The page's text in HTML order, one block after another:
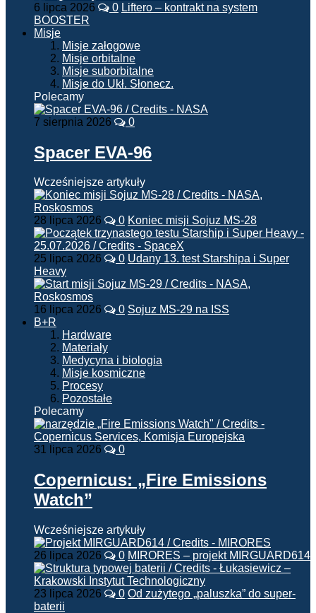
6 lipca 2026 0 Liftero – kontrakt na system
BOOSTER
Misje
Misje załogowe
Misje orbitalne
Misje suborbitalne
Misje do Ukł. Słonecz.
Polecamy
7 sierpnia 2026 0
Spacer EVA-96
Wcześniejsze artykuły
28 lipca 2026 0 Koniec misji Sojuz MS-28
25 lipca 2026 0 Udany 13. test Starshipa i Super
Heavy
16 lipca 2026 0 Sojuz MS-29 na ISS
B+R
Hardware
Materiały
Medycyna i biologia
Misje kosmiczne
Procesy
Pozostałe
Polecamy
31 lipca 2026 0
Copernicus: „Fire Emissions
Watch”
Wcześniejsze artykuły
26 lipca 2026 0 MIRORES – projekt MIRGUARD614
23 lipca 2026 0 Od zużytego „paluszka” do super-
baterii